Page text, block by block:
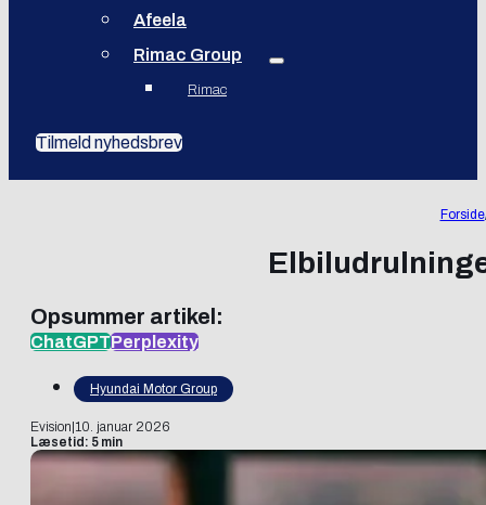
Afeela
Rimac Group
Rimac
Tilmeld nyhedsbrev
Forside
Opsummer artikel:
ChatGPTPerplexity
Hyundai Motor Group
Evision 10. januar 2026
Læsetid: 5 min